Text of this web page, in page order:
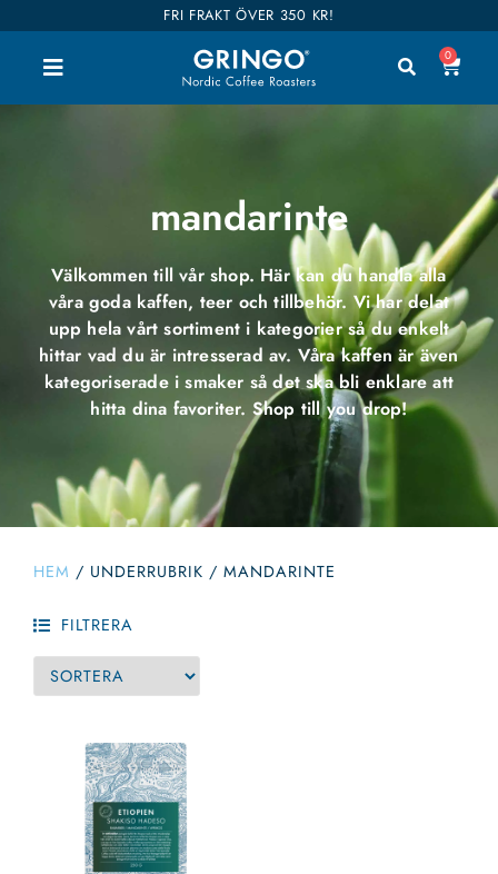
FRI FRAKT ÖVER 350 KR!
0
mandarinte
Välkommen till vår shop. Här kan du handla alla
våra goda kaffen, teer och tillbehör. Vi har delat
upp hela vårt sortiment i kategorier så du enkelt
hittar vad du är intresserad av. Våra kaffen är även
kategoriserade i smaker så det ska bli enklare att
hitta dina favoriter. Shop till you drop!
HEM / UNDERRUBRIK / MANDARINTE
FILTRERA